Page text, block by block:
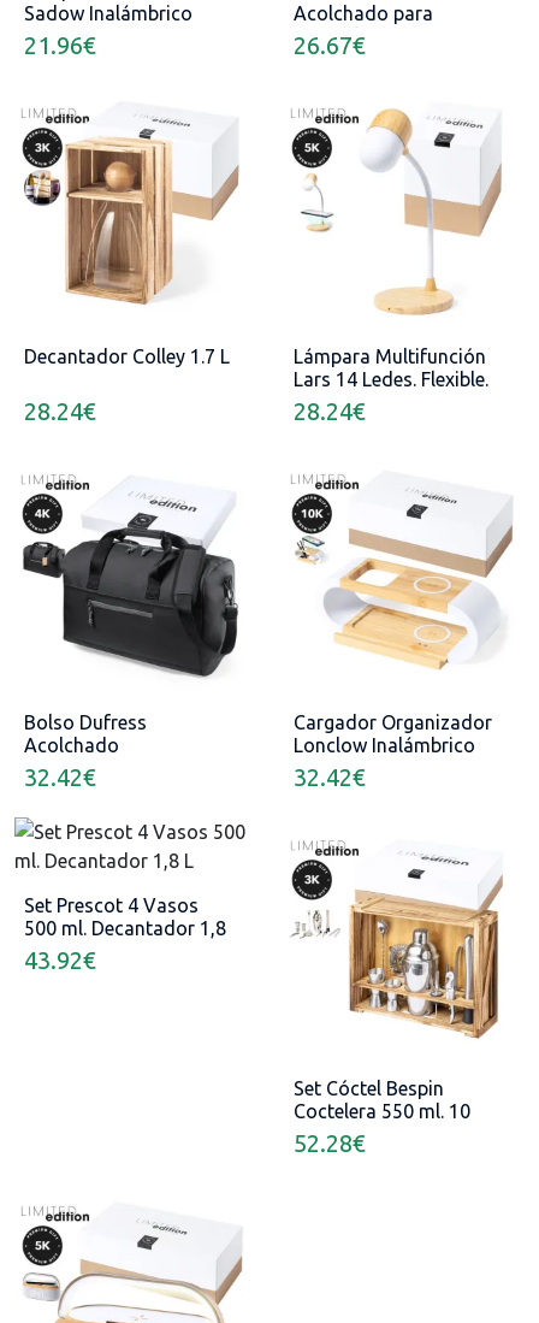
Sadow Inalámbrico
10W. 12 Ledes. 3
Posiciones de Luz.
Regulable. Recargable
USB. Conexión
Bluetooth. Potencia
Sonido 3W
21.96€
Acolchado para
Portátil. Parte Trasera y
Cintas Acolchadas
26.67€
Decantador Colley 1.7 L
28.24€
Lámpara Multifunción
Lars 14 Ledes. Flexible.
3 Posiciones de Luz.
Intensidad de Luz
Bluetooth. Potencia
Sonido 3W. Conexión
USB. Inalámbrico 10W
28.24€
Bolso Dufress
Acolchado
32.42€
Cargador Organizador
Lonclow Inalámbrico
10W
32.42€
Set Prescot 4 Vasos
500 ml. Decantador 1,8
L
43.92€
Set Cóctel Bespin
Coctelera 550 ml. 10
Accesorios
52.28€